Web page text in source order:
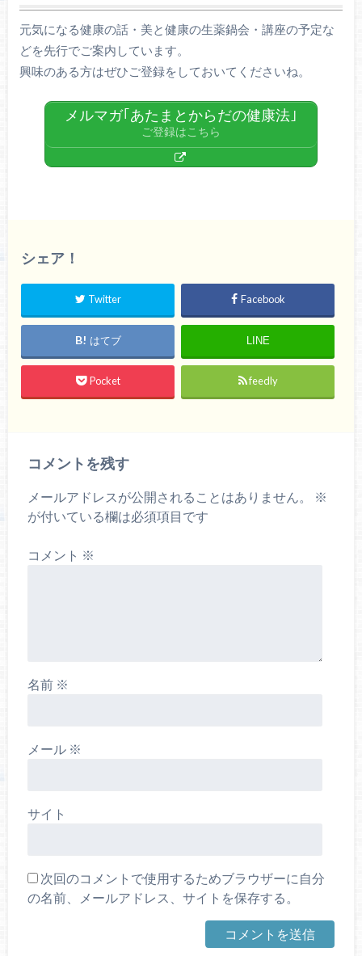
元気になる健康の話・美と健康の生薬鍋会・講座の予定な
どを先行でご案内しています。
興味のある方はぜひご登録をしておいてくださいね。
メルマガ｢あたまとからだの健康法｣
ご登録はこちら
シェア！
Twitter Facebook
はてブ LINE
Pocket feedly
コメントを残す
メールアドレスが公開されることはありません。
※
が付いている欄は必須項目です
コメント ※
名前 ※
メール ※
サイト
次回のコメントで使用するためブラウザーに自分
の名前、メールアドレス、サイトを保存する。